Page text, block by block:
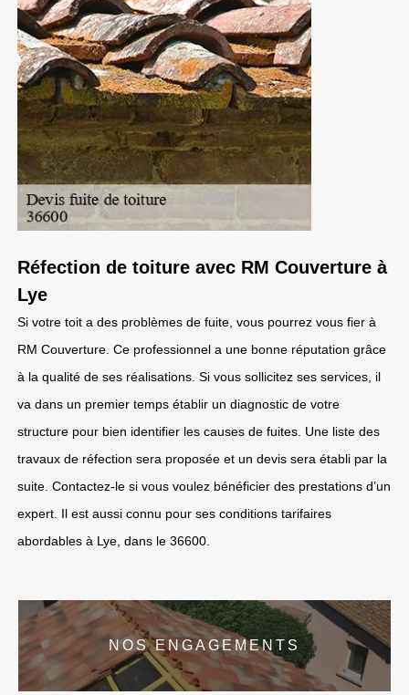
Réfection de toiture avec RM Couverture à
Lye
Si votre toit a des problèmes de fuite, vous pourrez vous fier à
RM Couverture. Ce professionnel a une bonne réputation grâce
à la qualité de ses réalisations. Si vous sollicitez ses services, il
va dans un premier temps établir un diagnostic de votre
structure pour bien identifier les causes de fuites. Une liste des
travaux de réfection sera proposée et un devis sera établi par la
suite. Contactez-le si vous voulez bénéficier des prestations d’un
expert. Il est aussi connu pour ses conditions tarifaires
abordables à Lye, dans le 36600.
NOS ENGAGEMENTS